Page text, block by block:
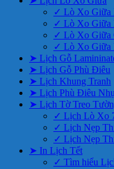
✓ Lò Xo Giữa
✓ Lò Xo Giữa
✓ Lò Xo Giữa
✓ Lò Xo Giữa
➤ Lịch Gỗ
➤ Lịch Gỗ Phù Điêu
➤ Lịch Khung Tranh
➤ Lịch Phù Điêu
➤ Lịch Tờ Treo
✓ Lịch Lò Xo
✓ Lịch Nẹp
✓ Lịch Nẹp
➤ In Lịch Tết
✓ Tìm hiểu